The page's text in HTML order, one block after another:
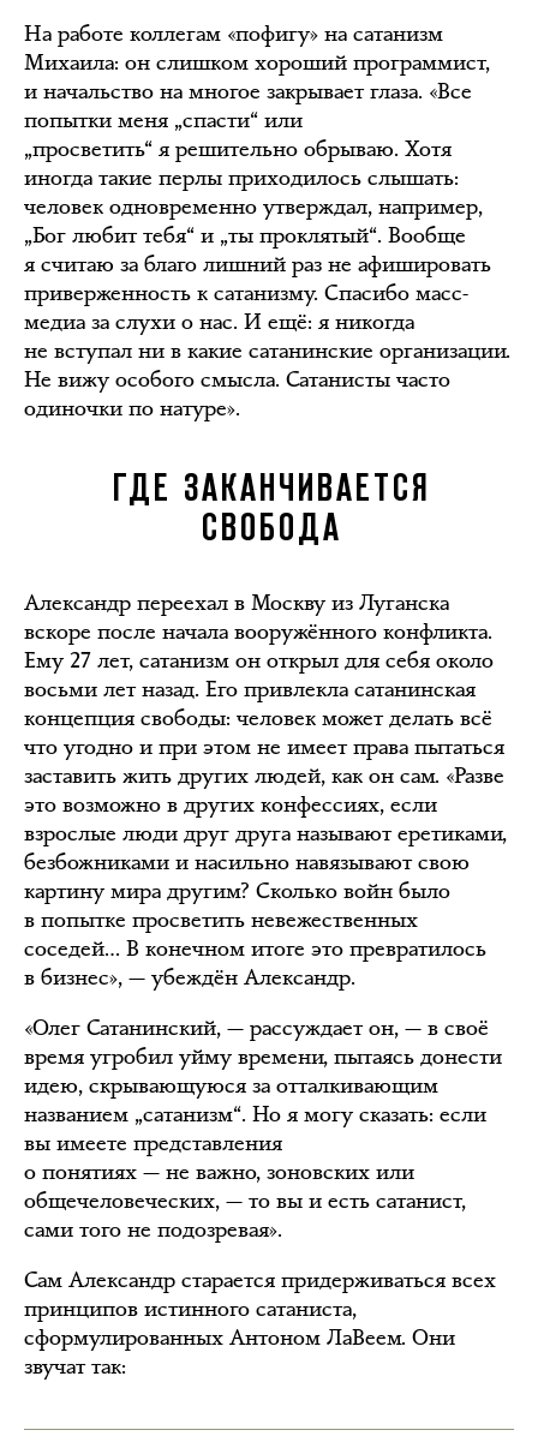
На работе коллегам «пофигу» на сатанизм
Михаила: он слишком хороший программист,
и начальство на многое закрывает глаза. «Все
попытки меня „спасти“ или
„просветить“ я решительно обрываю. Хотя
иногда такие перлы приходилось слышать:
человек одновременно утверждал, например,
„Бог любит тебя“ и „ты проклятый“. Вообще
я считаю за благо лишний раз не афишировать
приверженность к сатанизму. Спасибо масс-
медиа за слухи о нас. И ещё: я никогда
не вступал ни в какие сатанинские организации.
Не вижу особого смысла. Сатанисты часто
одиночки по натуре».
ГДЕ ЗАКАНЧИВАЕТСЯ
СВОБОДА
Александр переехал в Москву из Луганска
вскоре после начала вооружённого конфликта.
Ему 27 лет, сатанизм он открыл для себя около
восьми лет назад. Его привлекла сатанинская
концепция свободы: человек может делать всё
что угодно и при этом не имеет права пытаться
заставить жить других людей, как он сам. «Разве
это возможно в других конфессиях, если
взрослые люди друг друга называют еретиками,
безбожниками и насильно навязывают свою
картину мира другим? Сколько войн было
в попытке просветить невежественных
соседей… В конечном итоге это превратилось
в бизнес», — убеждён Александр.
«Олег Сатанинский, — рассуждает он, — в своё
время угробил уйму времени, пытаясь донести
идею, скрывающуюся за отталкивающим
названием „сатанизм“. Но я могу сказать: если
вы имеете представления
о понятиях — не важно, зоновских или
общечеловеческих, — то вы и есть сатанист,
сами того не подозревая».
Сам Александр старается придерживаться всех
принципов истинного сатаниста,
сформулированных Антоном ЛаВеем. Они
звучат так: